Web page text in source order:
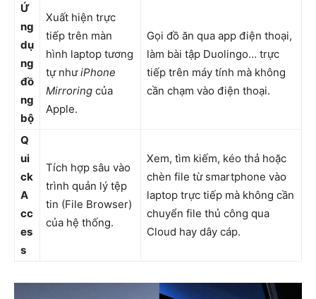
Ứ
ng
dụ
ng
đồ
ng
bộ
Xuất hiện trực
tiếp trên màn
hình laptop tương
tự nhưiPhone
Mirroring của
Apple.
Gọi đồ ăn qua app điện thoại,
làm bài tập Duolingo… trực
tiếp trên máy tính mà không
cần chạm vào điện thoại.
Q
ui
ck
A
cc
es
s
Tích hợp sâu vào
trình quản lý tệp
tin (File Browser)
của hệ thống.
Xem, tìm kiếm, kéo thả hoặc
chèn file từ smartphone vào
laptop trực tiếp mà không cần
chuyển file thủ công qua
Cloud hay dây cáp.